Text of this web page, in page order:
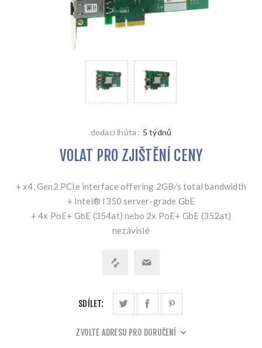
dodací lhůta : 5 týdnů
VOLAT PRO ZJIŠTĚNÍ CENY
+ x4, Gen2 PCIe interface offering 2GB/s total bandwidth
+ Intel® I350 server-grade GbE
+ 4x PoE+ GbE (354at) nebo 2x PoE+ GbE (352at)
nezávislé
SDÍLET:
ZVOLTE ADRESU PRO DORUČENÍ